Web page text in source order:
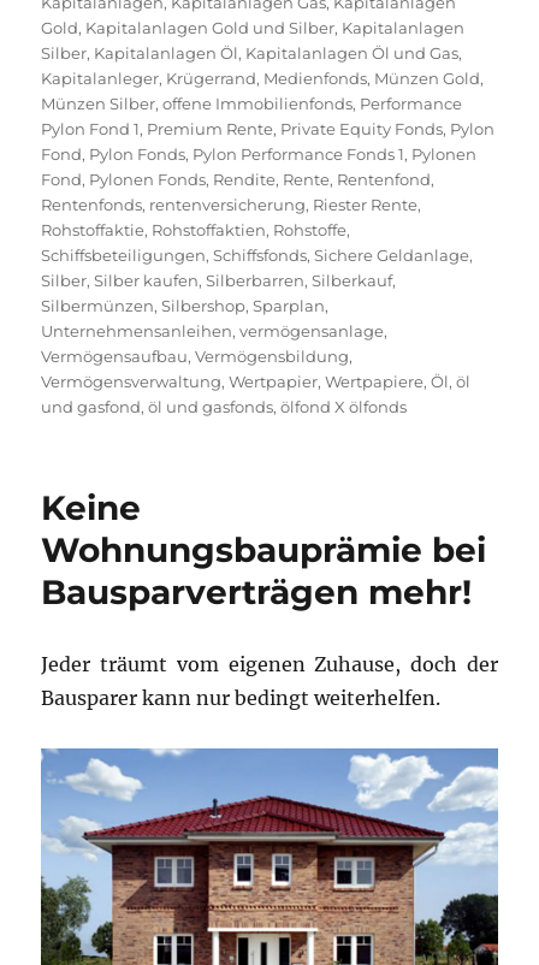
Gold, Kapitalanlagen Gold und Silber, Kapitalanlagen
Silber, Kapitalanlagen Öl, Kapitalanlagen Öl und Gas,
Kapitalanleger, Krügerrand, Medienfonds, Münzen Gold,
Münzen Silber,offene Immobilienfonds, Performance
Pylon Fond 1, Premium Rente, Private Equity Fonds, Pylon
Fond, Pylon Fonds, Pylon Performance Fonds 1, Pylonen
Fond, Pylonen Fonds, Rendite, Rente, Rentenfond,
Rentenfonds, rentenversicherung, Riester Rente,
Rohstoffaktie, Rohstoffaktien, Rohstoffe,
Schiffsbeteiligungen,Schiffsfonds,Sichere Geldanlage,
Silber,Silber kaufen,Silberbarren,Silberkauf,
Silbermünzen,Silbershop,Sparplan,
Unternehmensanleihen,vermögensanlage,
Vermögensaufbau,Vermögensbildung,
Vermögensverwaltung,Wertpapier,Wertpapiere,Öl,öl
und gasfond,öl und gasfonds,ölfond X ölfonds
Keine
Wohnungsbauprämie bei
Bausparverträgen mehr!
Jeder träumt vom eigenen Zuhause, doch der
Bausparer kann nur bedingt weiterhelfen.